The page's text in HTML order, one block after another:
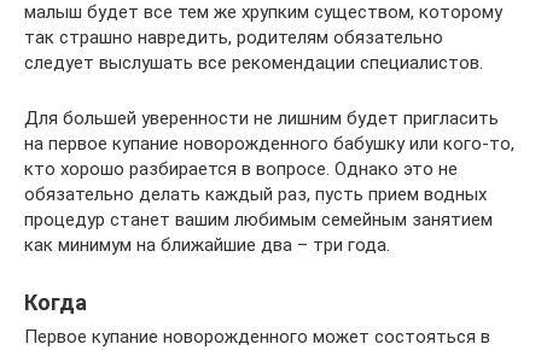
малыш будет все тем же хрупким существом, которому
так страшно навредить, родителям обязательно
следует выслушать все рекомендации специалистов.
Для большей уверенности не лишним будет пригласить
на первое купание новорожденного бабушку или кого-то,
кто хорошо разбирается в вопросе. Однако это не
обязательно делать каждый раз, пусть прием водных
процедур станет вашим любимым семейным занятием
как минимум на ближайшие два – три года.
Когда
Первое купание новорожденного может состояться в